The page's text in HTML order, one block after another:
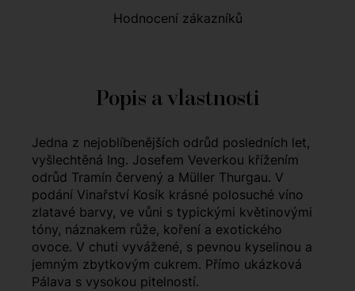
Hodnocení zákazníků
Popis a vlastnosti
Jedna z nejoblíbenějších odrůd posledních let,
vyšlechtěná Ing. Josefem Veverkou křížením
odrůd Tramín červený a Müller Thurgau. V
podání Vinařství Kosík krásné polosuché víno
zlatavé barvy, ve vůni s typickými květinovými
tóny, náznakem růže, koření a exotického
ovoce. V chuti vyvážené, s pevnou kyselinou a
jemným zbytkovým cukrem. Přímo ukázková
Pálava s vysokou pitelností.